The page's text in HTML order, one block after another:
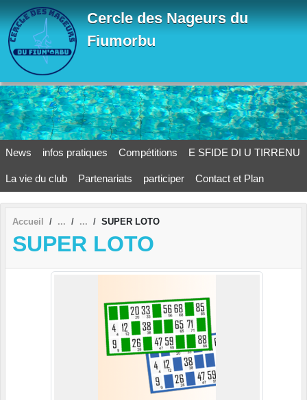
Cercle des Nageurs du
Fiumorbu
News infos pratiques Compétitions E SFIDE DI U TIRRENU
La vie du club Partenariats participer Contact et Plan
Accueil SUPER LOTO
SUPER LOTO
Panneau de gestion des cookies